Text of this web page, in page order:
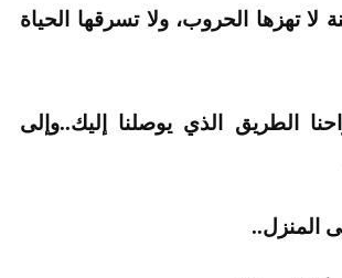
لا تهزها الحروب، ولا تسرقها الحياة
الطريق الذي يوصلنا إليك..وإلى
المنزل..